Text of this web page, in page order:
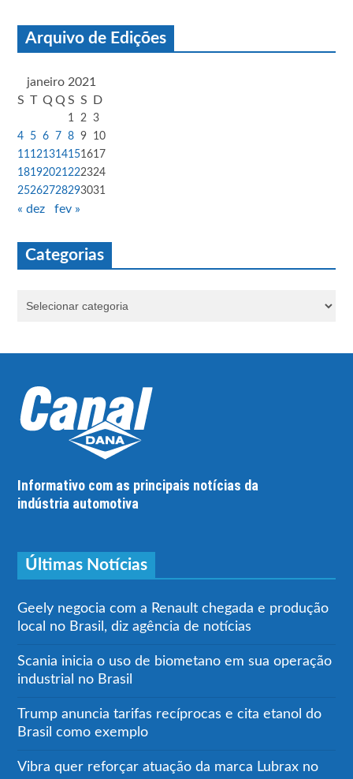
Arquivo de Edições
janeiro 2021
S T Q Q S S D
1 2
3
4
5 6 7 8 9
10
11 121314151617
18192021 222324
25262728293031
« dez fev »
Categorias
Informativo com as principais notícias da
indústria automotiva
Últimas Notícias
Geely negocia com a Renault chegada e produção
local no Brasil, diz agência de notícias
Scania inicia o uso de biometano em sua operação
industrial no Brasil
Trump anuncia tarifas recíprocas e cita etanol do
Brasil como exemplo
Vibra quer reforçar atuação da marca Lubrax no